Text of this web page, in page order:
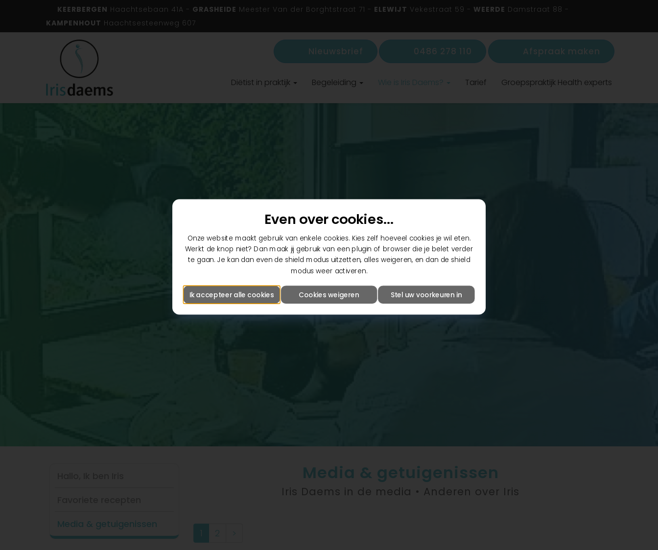
KEERBERGEN Haachtsebaan 41A - GRASHEIDE Meester Van der Borghtstraat 71 - ELEWIJT Vekestraat 59 - WEERDE Damstraat 88 -
KAMPENHOUT Haachtsesteenweg 607
Afspraak maken
0486 278 110
Nieuwsbrief
Diëtist in praktijk Begeleiding Wie is Iris Daems? Tarief Groepspraktijk Health experts
Media & getuigenissen
Media & getuigenissen
Iris Daems in de media • Anderen over Iris
1 2 >
Even over cookies...
Onze website maakt gebruik van enkele cookies. Kies zelf hoeveel cookies je wil eten.
Werkt de knop niet? Dan maak jij gebruik van een plugin of browser die je belet verder
te gaan. Je kan dan even de shield modus uitzetten, alles weigeren, en dan de shield
modus weer activeren.
Ik accepteer alle cookies Cookies weigeren Stel uw voorkeuren in